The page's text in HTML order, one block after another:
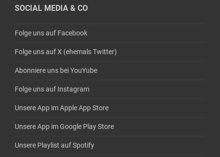
SOCIAL MEDIA & CO
Folge uns auf Facebook
Folge uns auf X (ehemals Twitter)
Abonniere uns bei YouYube
Folge uns auf Instagram
Unsere App im Apple App Store
Unsere App im Google Play Store
Unsere Playlist auf Spotify